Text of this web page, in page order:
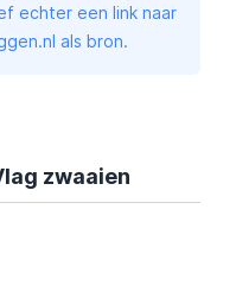
echter een link naar
als bron.
zwaaien